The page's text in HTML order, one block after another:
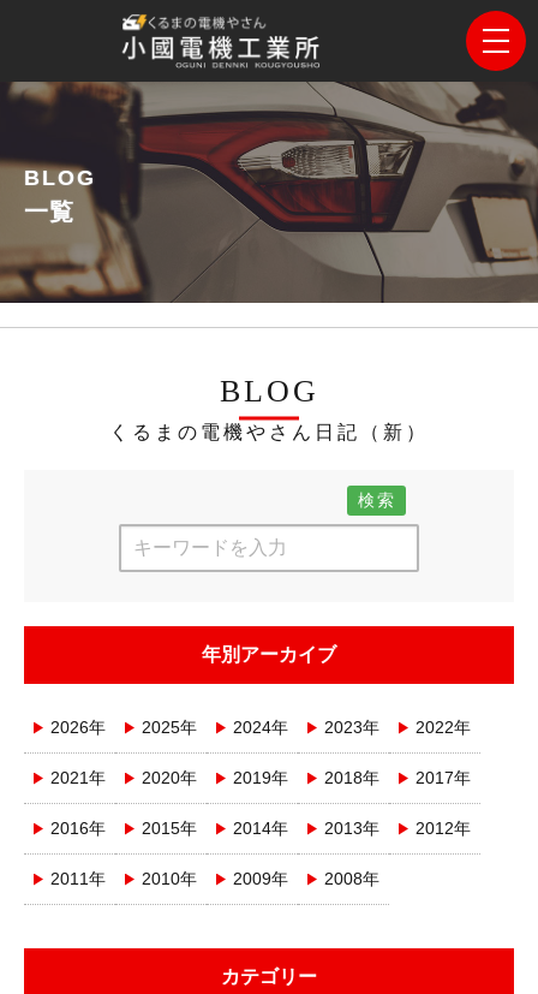
BLOG
一覧
BLOG
くるまの電機やさん日記（新）
検索
年別アーカイブ
2026年 2025年 2024年 2023年 2022年
2021年 2020年 2019年 2018年 2017年
2016年 2015年 2014年 2013年 2012年
2011年 2010年 2009年 2008年
カテゴリー